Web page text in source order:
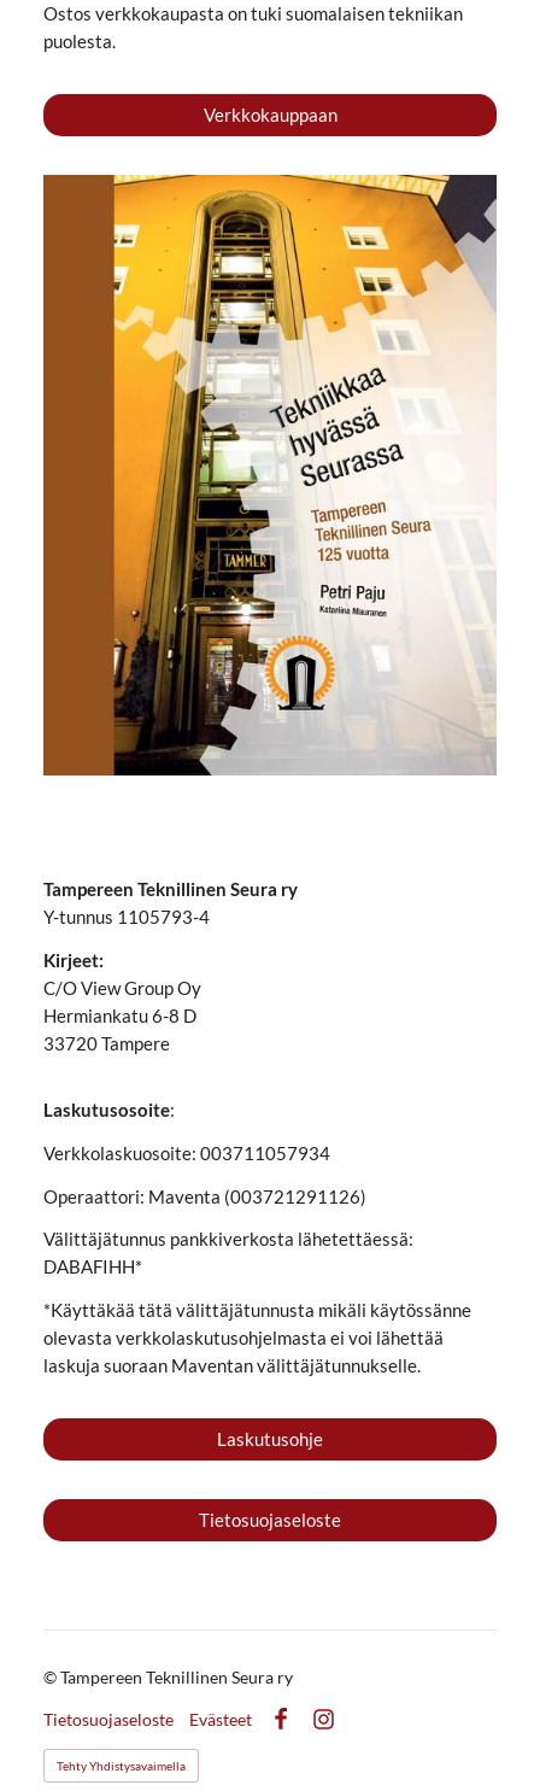
Ostos verkkokaupasta on tuki suomalaisen tekniikan
puolesta.
Verkkokauppaan
Tampereen Teknillinen Seura ry
Y-tunnus 1105793-4
Kirjeet:
C/O View Group Oy
Hermiankatu 6-8 D
33720 Tampere
Laskutusosoite:
Verkkolaskuosoite: 003711057934
Operaattori: Maventa (003721291126)
Välittäjätunnus pankkiverkosta lähetettäessä:
DABAFIHH*
*Käyttäkää tätä välittäjätunnusta mikäli käytössänne
olevasta verkkolaskutusohjelmasta ei voi lähettää
laskuja suoraan Maventan välittäjätunnukselle.
Laskutusohje
Tietosuojaseloste
©Tampereen Teknillinen Seura ry
Tietosuojaseloste
Evästeet
Tehty Yhdistysavaimella